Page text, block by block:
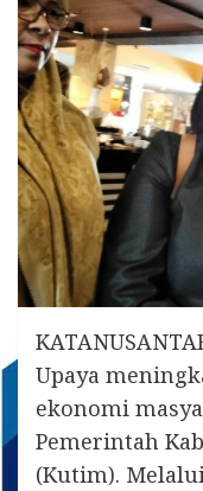
Upaya
ekonomi
Pemerintah
(Kutim).